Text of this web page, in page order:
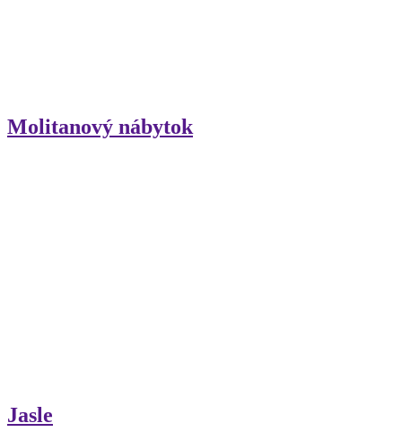
Molitanový nábytok
Jasle